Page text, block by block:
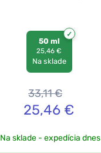
50 ml
25,46 €
Na sklade
33,11€
25,46 €
Na sklade - expedícia dnes